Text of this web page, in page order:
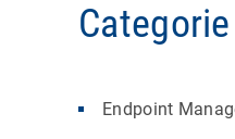
Categorie
Endpoint